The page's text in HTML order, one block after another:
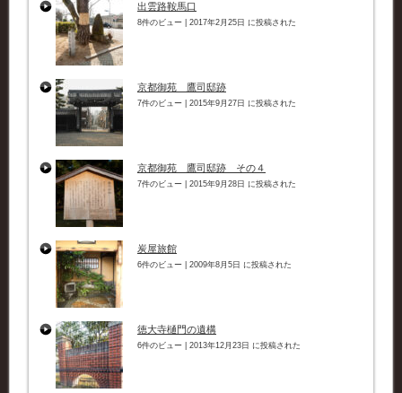
出雲路鞍馬口
8件のビュー 2017年2月25日 に投稿された
京都御苑 鷹司邸跡
7件のビュー 2015年9月27日 に投稿された
京都御苑 鷹司邸跡 その４
7件のビュー 2015年9月28日 に投稿された
炭屋旅館
6件のビュー 2009年8月5日 に投稿された
徳大寺樋門の遺構
6件のビュー 2013年12月23日 に投稿された